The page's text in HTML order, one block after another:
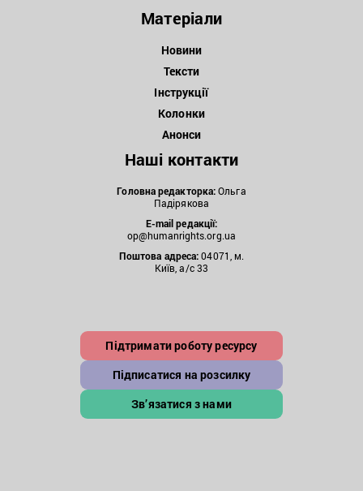
Матеріали
Новини
Тексти
Інструкції
Колонки
Анонси
Наші контакти
Головна редакторка:Ольга
Падірякова
E-mail редакції:
op@humanrights.org.ua
Поштова адреса:04071, м.
Київ, а/с 33
Підтримати роботу ресурсу
Підписатися на розсилку
Зв’язатися з нами